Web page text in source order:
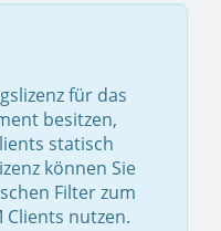
für das
besitzen,
statisch
können Sie
Filter zum
Clients nutzen.